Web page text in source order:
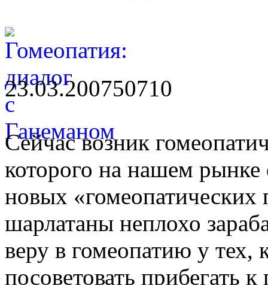
23.03.200750710
Сейчас возник
которого на нашем рынке
новых «гомеопатических
шарлатаны неплохо
веру в гомеопатию у тех,
посоветовать прибегать